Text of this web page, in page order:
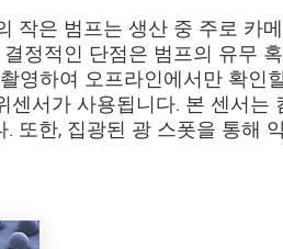
작은 범프는 생산 중 주로 카
정적인 단점은 범프의 유무
영하여 오프라인에서만 확인
센서가 사용됩니다. 본 센서
또한, 집광된 광 스폿을 통해